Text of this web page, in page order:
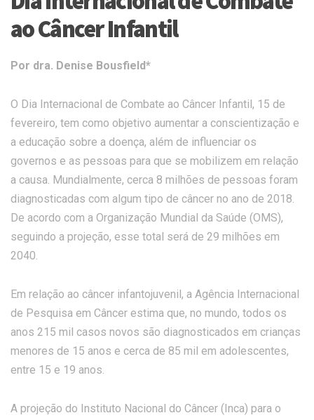
ao Câncer Infantil
Por dra. Denise Bousfield*
O Dia Internacional de Combate ao Câncer Infantil, 15 de
fevereiro, tem como objetivo aumentar a conscientização e
a educação sobre a doença, além de influenciar os
governos e as pessoas para que se mobilizem em relação
a causa. Mundialmente, cerca 8 milhões de pessoas foram
diagnosticadas com algum tipo de câncer no ano de 2018.
De acordo com a Organização Mundial da Saúde (OMS),
seguindo a projeção, esse total será de 29 milhões em
2040.
Em relação ao câncer infantojuvenil, a Agência Internacional
de Pesquisa em Câncer estima que, no mundo, todos os
anos 215 mil casos novos são diagnosticados em crianças
menores de 15 anos e cerca de 85 mil em adolescentes,
entre 15 e 19 anos.
A projeção do Instituto Nacional do Câncer (Inca) para o